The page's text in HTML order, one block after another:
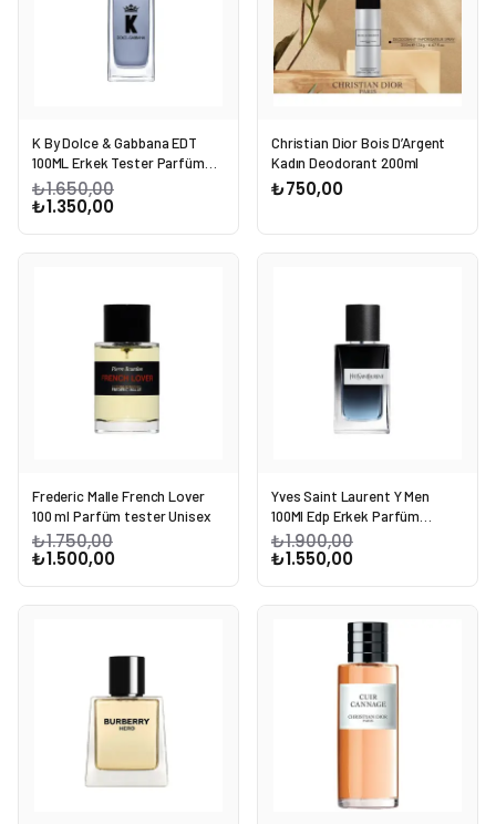
K By Dolce & Gabbana EDT
100ML Erkek Tester Parfüm
Man
₺1.650,00
₺1.350,00
Christian Dior Bois D’Argent
Kadın Deodorant 200ml
₺750,00
Frederic Malle French Lover
100 ml Parfüm tester Unisex
₺1.750,00
₺1.500,00
Yves Saint Laurent Y Men
100Ml Edp Erkek Parfüm
tester Man
₺1.900,00
₺1.550,00